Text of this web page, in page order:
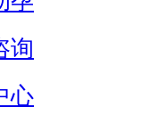
询
心